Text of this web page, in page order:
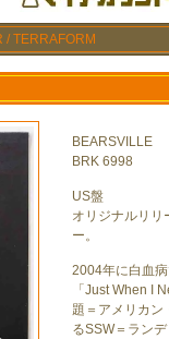
/ TERRAFORM
BEARSVILLE
BRK 6998
US盤
オリジナルリリ
ー。
2004年に白血病
「Just When I
題＝アメリカン
るSSW＝ラン